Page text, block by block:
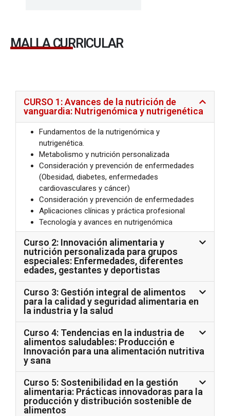
MALLA CURRICULAR
CURSO 1: Avances de la nutrición de
vanguardia: Nutrigenómica y nutrigenética
Fundamentos de la nutrigenómica y
nutrigenética.
Metabolismo y nutrición personalizada
Consideración y prevención de enfermedades
(Obesidad, diabetes, enfermedades
cardiovasculares y cáncer)
Consideración y prevención de enfermedades
Aplicaciones clínicas y práctica profesional
Tecnología y avances en nutrigenómica
Curso 2: Innovación alimentaria y
nutrición personalizada para grupos
especiales: Enfermedades, diferentes
edades, gestantes y deportistas
Curso 3: Gestión integral de alimentos
para la calidad y seguridad alimentaria en
la industria y la salud
Curso 4: Tendencias en la industria de
alimentos saludables: Producción e
Innovación para una alimentación nutritiva
y sana
Curso 5: Sostenibilidad en la gestión
alimentaria: Prácticas innovadoras para la
producción y distribución sostenible de
alimentos